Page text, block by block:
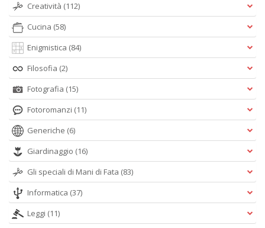
Creatività (112)
Cucina (58)
Enigmistica (84)
Filosofia (2)
Fotografia (15)
Fotoromanzi (11)
Generiche (6)
Giardinaggio (16)
Gli speciali di Mani di Fata (83)
Informatica (37)
Leggi (11)